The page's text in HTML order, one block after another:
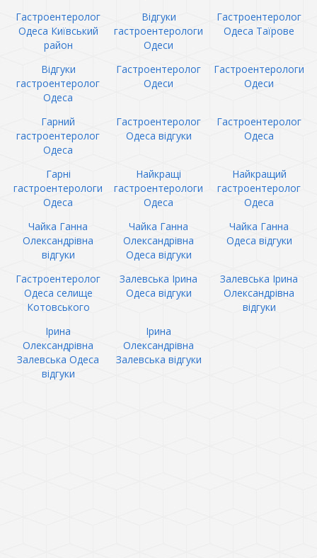
Гастроентеролог
Одеса Київський
район
Відгуки
гастроентерологи
Одеси
Гастроентеролог
Одеса Таїрове
Відгуки
гастроентеролог
Одеса
Гастроентеролог
Одеси
Гастроентерологи
Одеси
Гарний
гастроентеролог
Одеса
Гастроентеролог
Одеса відгуки
Гастроентеролог
Одеса
Гарні
гастроентерологи
Одеса
Найкращі
гастроентерологи
Одеса
Найкращий
гастроентеролог
Одеса
Чайка Ганна
Олександрівна
відгуки
Чайка Ганна
Олександрівна
Одеса відгуки
Чайка Ганна
Одеса відгуки
Гастроентеролог
Одеса селище
Котовського
Залевська Ірина
Одеса відгуки
Залевська Ірина
Олександрівна
відгуки
Ірина
Олександрівна
Залевська Одеса
відгуки
Ірина
Олександрівна
Залевська відгуки